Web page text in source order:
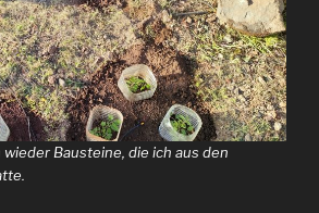
Bausteine, die ich aus den